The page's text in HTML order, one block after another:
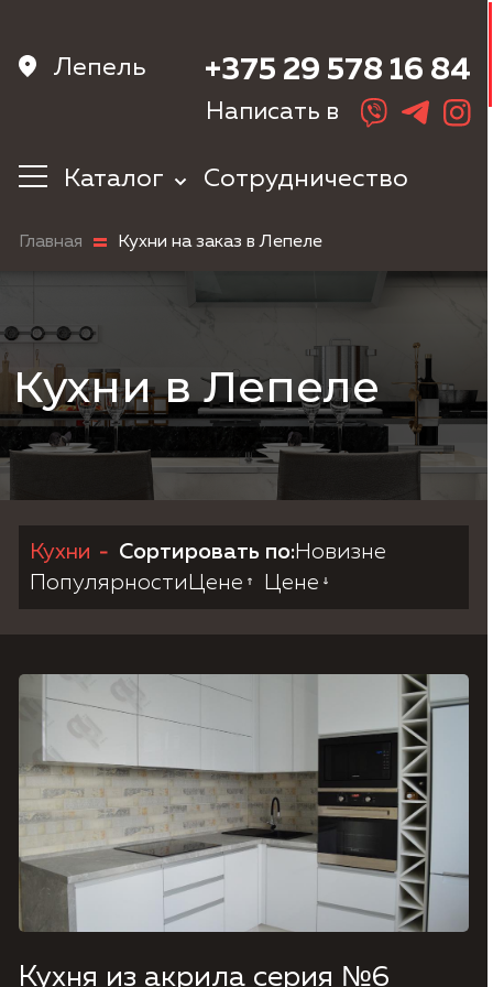
Лепель
Каталог
Корпусная
прихожую
Шкафы
Мебель в
спальню
Детская мебель
Сотрудничество
+375 29 578 16 84
Написать в
Главная Кухни на заказ в Лепеле
Кухни в Лепеле
Кухни Сортировать по:Новизне
Популярности
Цене Цене
Кухня из акрила серия №6